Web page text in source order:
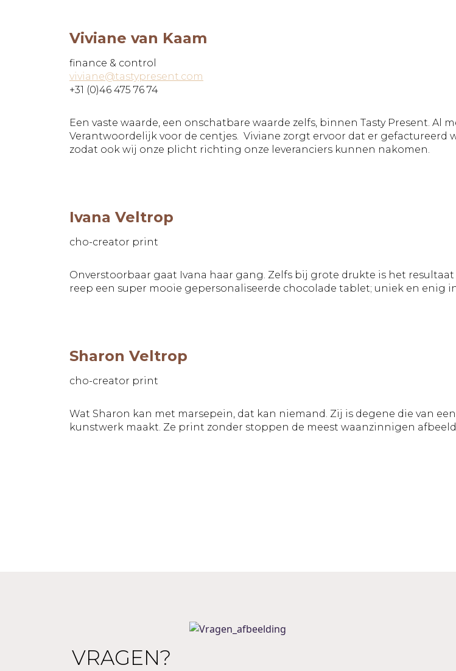
Viviane van Kaam
finance & control
viviane@tastypresent.com
+31 (0)46 475 76 74
Een vaste waarde, een onschatbare waarde zelfs, binnen Tasty Present. Al
Verantwoordelijk voor de centjes. Viviane zorgt ervoor dat er
zodat ook wij onze plicht richting onze leveranciers kunnen nakomen.
Ivana Veltrop
cho-creator print
Onverstoorbaar gaat Ivana haar gang. Zelfs bij grote drukte is het
reep een super mooie gepersonaliseerde chocolade tablet; uniek en enig
Sharon Veltrop
cho-creator print
Wat Sharon kan met marsepein, dat kan niemand. Zij is degene die van
kunstwerk maakt. Ze print zonder stoppen de meest waanzinnigen
VRAGEN?